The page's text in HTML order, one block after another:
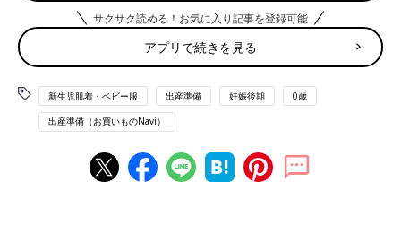
重ね着に便利。
洗濯物が乾きにくい秋冬は多めに用意しても◎。
＜コンビ肌着＞
サクサク読める！お気に入り記事を登録可能
アプリで続きを見る
新生児肌着・ベビー服 出産準備 妊娠後期 0歳
出産準備（お買いものNavi）